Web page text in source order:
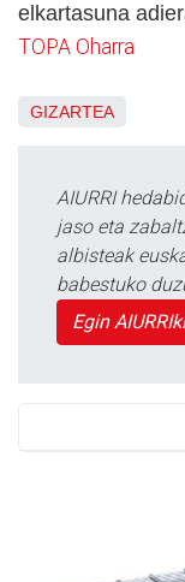
elkartasuna
TOPA Oharra
GIZARTEA
AIURRI
jaso eta
albisteak
babestuko
Egin